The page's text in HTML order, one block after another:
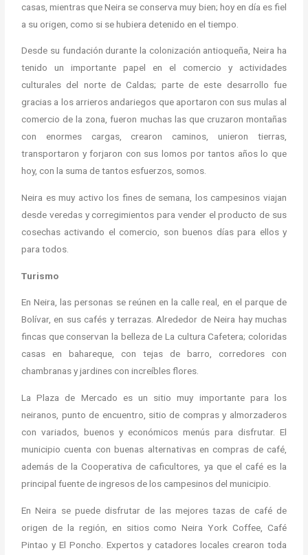
casas, mientras que Neira se conserva muy bien; hoy en día es fiel
a su origen, como si se hubiera detenido en el tiempo.
Desde su fundación durante la colonización antioqueña, Neira ha
tenido un importante papel en el comercio y actividades
culturales del norte de Caldas; parte de este desarrollo fue
gracias a los arrieros andariegos que aportaron con sus mulas al
comercio de la zona, fueron muchas las que cruzaron montañas
con enormes cargas, crearon caminos, unieron tierras,
transportaron y forjaron con sus lomos por tantos años lo que
hoy, con la suma de tantos esfuerzos, somos.
Neira es muy activo los fines de semana, los campesinos viajan
desde veredas y corregimientos para vender el producto de sus
cosechas activando el comercio, son buenos días para ellos y
para todos.
Turismo
En Neira, las personas se reúnen en la calle real, en el parque de
Bolívar, en sus cafés y terrazas. Alrededor de Neira hay muchas
fincas que conservan la belleza de La cultura Cafetera; coloridas
casas en bahareque, con tejas de barro, corredores con
chambranas y jardines con increíbles flores.
La Plaza de Mercado es un sitio muy importante para los
neiranos, punto de encuentro, sitio de compras y almorzaderos
con variados, buenos y económicos menús para disfrutar. El
municipio cuenta con buenas alternativas en compras de café,
además de la Cooperativa de caficultores, ya que el café es la
principal fuente de ingresos de los campesinos del municipio.
En Neira se puede disfrutar de las mejores tazas de café de
origen de la región, en sitios como Neira York Coffee, Café
Pintao y El Poncho. Expertos y catadores locales crearon toda